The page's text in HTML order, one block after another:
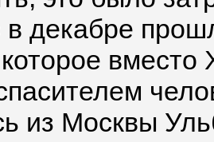
в декабре
из Москвы